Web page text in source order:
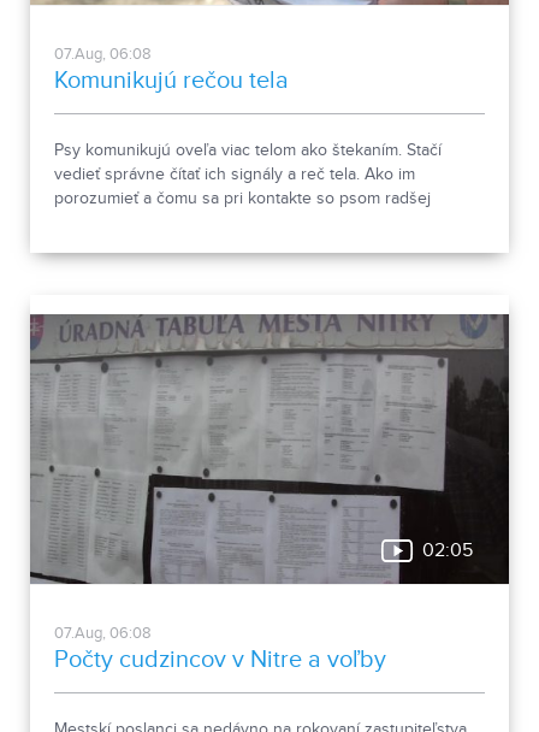
07.Aug, 06:08
Komunikujú rečou tela
Psy komunikujú oveľa viac telom ako štekaním. Stačí
vedieť správne čítať ich signály a reč tela. Ako im
porozumieť a čomu sa pri kontakte so psom radšej
02:05
07.Aug, 06:08
Počty cudzincov v Nitre a voľby